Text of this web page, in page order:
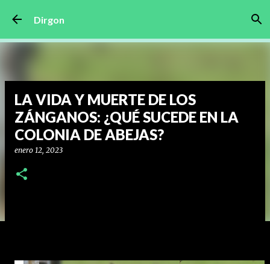
Dirgon
LA VIDA Y MUERTE DE LOS
ZÁNGANOS: ¿QUÉ SUCEDE EN LA
COLONIA DE ABEJAS?
enero 12, 2023